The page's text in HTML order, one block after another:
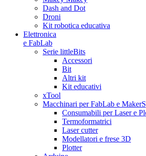
Dash and Dot
Droni
Kit robotica educativa
Elettronica
e FabLab
Serie littleBits
Accessori
Bit
Altri kit
Kit educativi
xTool
Macchinari per FabLab e
Consumabili per Laser e
Termoformatrici
Laser cutter
Modellatori e frese 3D
Plotter